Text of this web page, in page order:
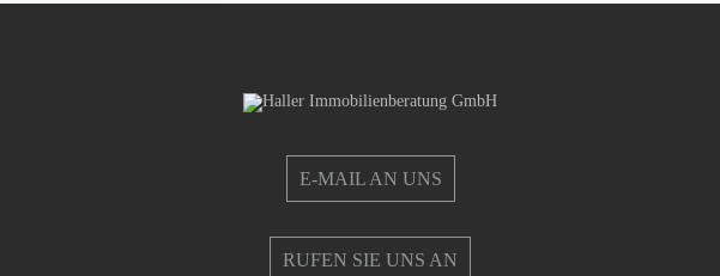
E-MAIL AN UNS
RUFEN SIE UNS AN